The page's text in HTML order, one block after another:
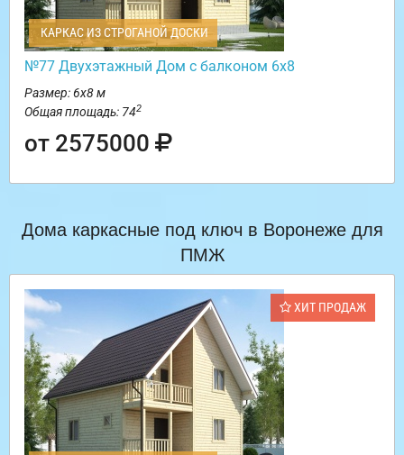
КАРКАС ИЗ СТРОГАНОЙ ДОСКИ
№77 Двухэтажный Дом с балконом 6х8
Размер: 6х8 м
Общая площадь: 742
от 2575000
Дома каркасные под ключ в Воронеже для
ПМЖ
ХИТ ПРОДАЖ